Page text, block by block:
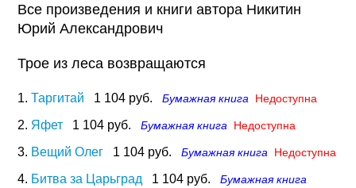
Все произведения и книги автора Никитин
Юрий Александрович
Трое из леса возвращаются
1. Таргитай 1 104 руб. Бумажная книга Недоступна
2. Яфет 1 104 руб. Бумажная книга Недоступна
3. Вещий Олег 1 104 руб. Бумажная книга Недоступна
4. Битва за Царьград 1 104 руб.
Бумажная книга